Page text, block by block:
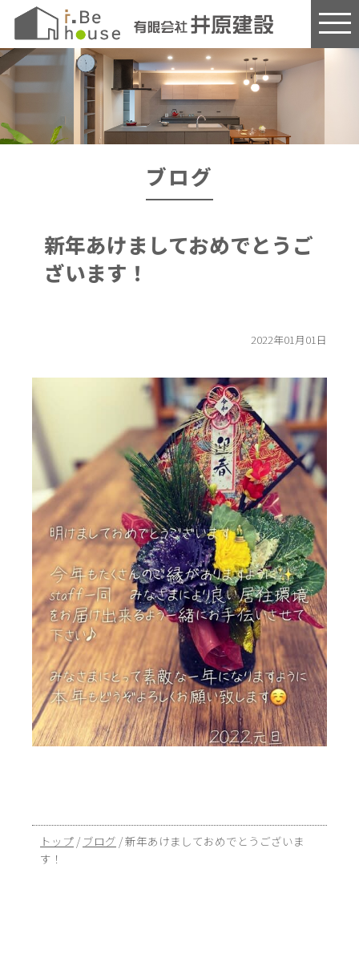
このページの本文へ
ブログ
新年あけましておめでとうご
ざいます！
2022年01月01日
現
在
トップ / ブログ /新年あけましておめでとうございま
す！